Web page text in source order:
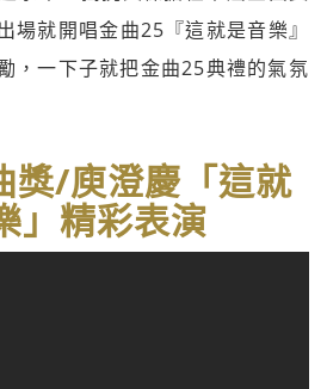
場就開唱金曲25『這就是音樂』
，一下子就把金曲25典禮的氣氛
獎/庾澄慶「這就
」精彩表演